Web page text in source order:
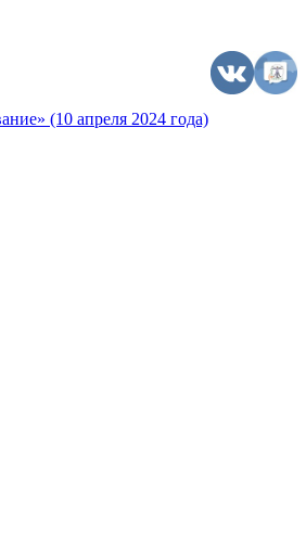
(10 апреля 2024 года)